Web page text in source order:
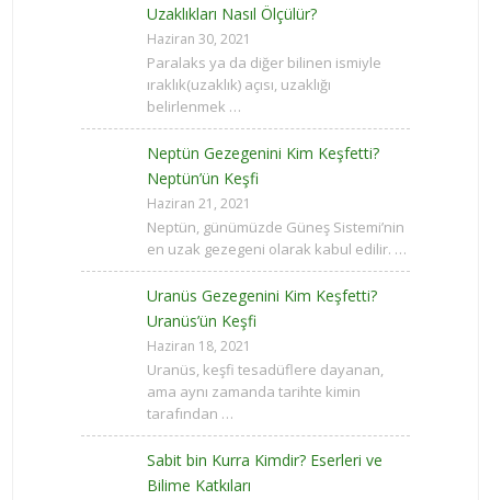
Uzaklıkları Nasıl Ölçülür?
Haziran 30, 2021
Paralaks ya da diğer bilinen ismiyle
ıraklık(uzaklık) açısı, uzaklığı
belirlenmek …
Neptün Gezegenini Kim Keşfetti?
Neptün’ün Keşfi
Haziran 21, 2021
Neptün, günümüzde Güneş Sistemi’nin
en uzak gezegeni olarak kabul edilir. …
Uranüs Gezegenini Kim Keşfetti?
Uranüs’ün Keşfi
Haziran 18, 2021
Uranüs, keşfi tesadüflere dayanan,
ama aynı zamanda tarihte kimin
tarafından …
Sabit bin Kurra Kimdir? Eserleri ve
Bilime Katkıları